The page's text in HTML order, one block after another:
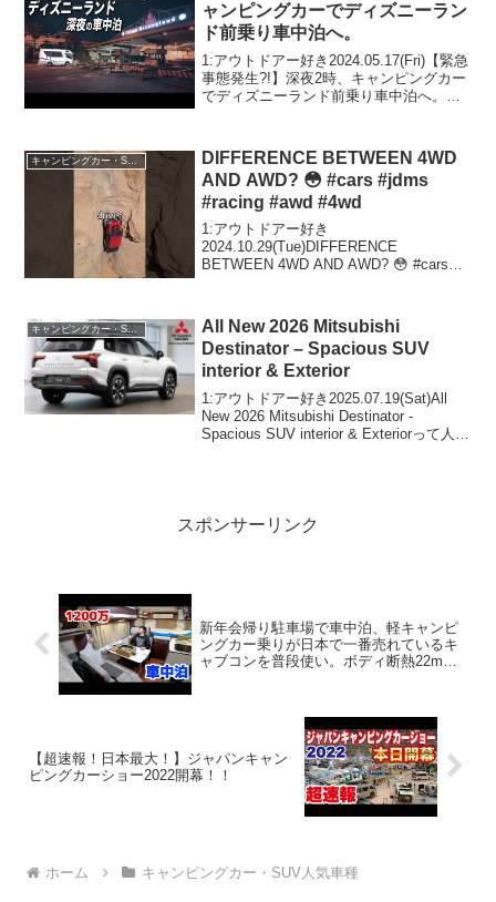
ャンピングカーでディズニーラン
ド前乗り車中泊へ。
1:アウトドアー好き2024.05.17(Fri)【緊急
事態発生?!】深夜2時、キャンピングカー
でディズニーランド前乗り車中泊へ。っ
この動画は注目です！...
DIFFERENCE BETWEEN 4WD
AND AWD? 😳 #cars #jdms
#racing #awd #4wd
1:アウトドアー好き
2024.10.29(Tue)DIFFERENCE
BETWEEN 4WD AND AWD? 😳 #cars
アー好き20...
キャンピングカー・SUV人気車種
All New 2026 Mitsubishi
Destinator – Spacious SUV
interior & Exterior
1:アウトドアー好き2025.07.19(Sat)All
New 2026 Mitsubishi Destinator -
Spacious SUV interior & Exteriorって人気
スポンサーリンク
新年会帰り駐車場で車中泊、軽キャンピ
ングカー乗りが日本で一番売れているキ
ャブコンを普段使い。ボディ断熱22mm
【超速報！日本最大！】ジャパンキャン
ピングカーショー2022開幕！！
ホーム キャンピングカー・SUV人気車種